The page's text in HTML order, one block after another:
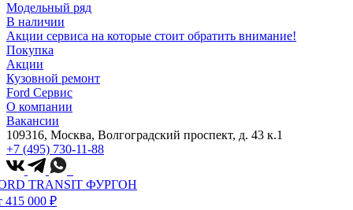
Модельный ряд
В наличии
Акции сервиса на которые стоит обратить внимание!
Покупка
Акции
Кузовной ремонт
Ford Сервис
О компании
Вакансии
109316, Москва, Волгоградский проспект, д. 43 к.1
+7 (495) 730-11-88
TRANSIT ФУРГОН
415 000 ₽